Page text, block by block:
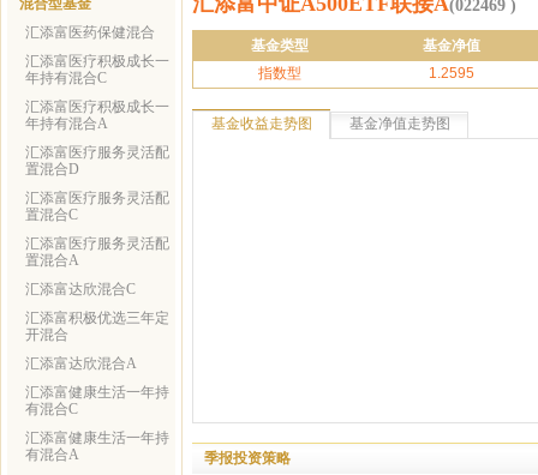
混合型基金
汇添富医药保健混合
汇添富医疗积极成长一
年持有混合C
汇添富医疗积极成长一
年持有混合A
汇添富医疗服务灵活配
置混合D
汇添富医疗服务灵活配
置混合C
汇添富医疗服务灵活配
置混合A
汇添富达欣混合C
汇添富积极优选三年定
开混合
汇添富达欣混合A
汇添富健康生活一年持
有混合C
汇添富健康生活一年持
有混合A
(022469 )
基金类型
基金净值
指数型
1.2595
基金收益走势图 基金净值走势图
季报投资策略